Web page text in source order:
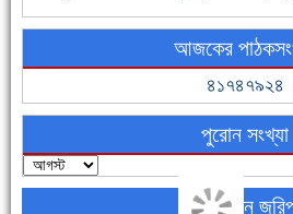
নতুনবাজার ফাঁড়ি পুলিশের অভিযানে ৪০ পিচ
আজকের
৪১৭৪৭৯২৪
পুরোন সংখ্যা
অনলাইন